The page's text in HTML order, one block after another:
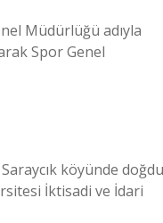
Müdürlüğü adıyla
Spor Genel
Saraycık köyünde
İktisadi ve İdari